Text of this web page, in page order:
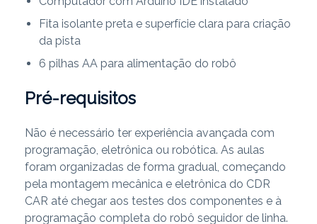
Fita isolante preta e superfície clara para criação
da pista
6 pilhas AA para alimentação do robô
Pré-requisitos
Não é necessário ter experiência avançada com
programação, eletrônica ou robótica. As aulas
foram organizadas de forma gradual, começando
pela montagem mecânica e eletrônica do CDR
CAR até chegar aos testes dos componentes e à
programação completa do robô seguidor de linha.